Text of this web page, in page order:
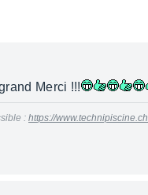
Merci !!!
: https://www.technipiscine.ch